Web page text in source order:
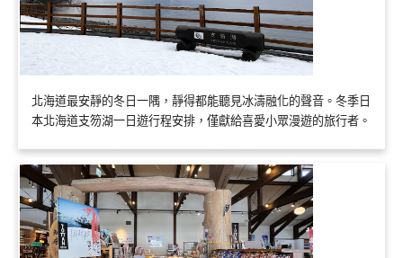
北海道最安靜的冬日一隅，靜得都能聽見冰濤融化的聲音。冬季日
本北海道支笏湖一日遊行程安排，僅獻給喜愛小眾漫遊的旅行者。